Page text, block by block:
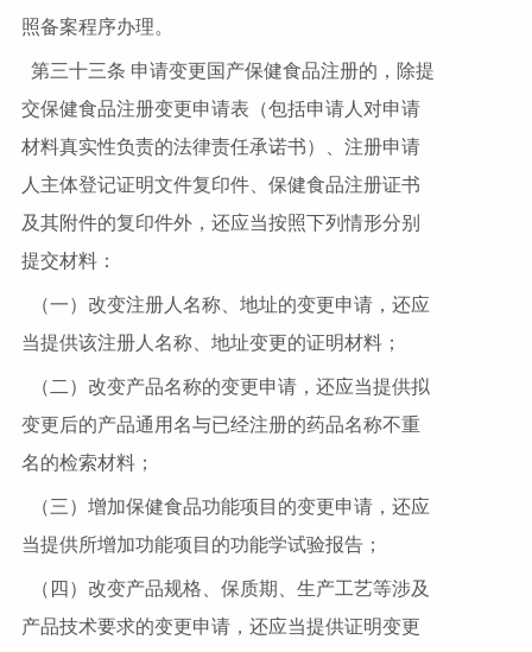
照备案程序办理。
第三十三条 申请变更国产保健食品注册的，除提
交保健食品注册变更申请表（包括申请人对申请
材料真实性负责的法律责任承诺书）、注册申请
人主体登记证明文件复印件、保健食品注册证书
及其附件的复印件外，还应当按照下列情形分别
提交材料：
（一）改变注册人名称、地址的变更申请，还应
当提供该注册人名称、地址变更的证明材料；
（二）改变产品名称的变更申请，还应当提供拟
变更后的产品通用名与已经注册的药品名称不重
名的检索材料；
（三）增加保健食品功能项目的变更申请，还应
当提供所增加功能项目的功能学试验报告；
（四）改变产品规格、保质期、生产工艺等涉及
产品技术要求的变更申请，还应当提供证明变更